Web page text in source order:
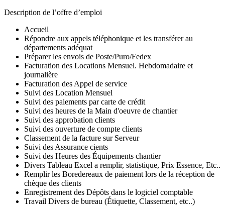
Description de l’offre d’emploi
Accueil
Répondre aux appels téléphonique et les transférer au
départements adéquat
Préparer les envois de Poste/Puro/Fedex
Facturation des Locations Mensuel. Hebdomadaire et
journalière
Facturation des Appel de service
Suivi des Location Mensuel
Suivi des paiements par carte de crédit
Suivi des heures de la Main d'oeuvre de chantier
Suivi des approbation clients
Suivi des ouverture de compte clients
Classement de la facture sur Serveur
Suivi des Assurance cients
Suivi des Heures des Équipements chantier
Divers Tableau Excel a remplir, statistique, Prix Essence, Etc..
Remplir les Boredereaux de paiement lors de la réception de
chèque des clients
Enregistrement des Dépôts dans le logiciel comptable
Travail Divers de bureau (Étiquette, Classement, etc..)